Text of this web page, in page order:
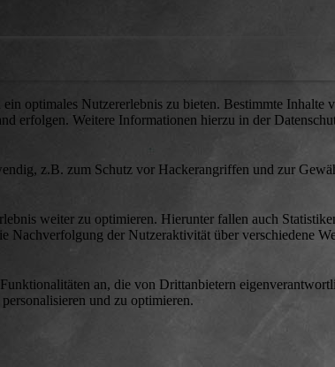
ein optimales Nutzererlebnis zu bieten. Bestimmte
erfolgen. Weitere Informationen hierzu in der
z.B. zum Schutz vor Hackerangriffen und zur
weiter zu optimieren. Hierunter fallen auch
Nachverfolgung der Nutzeraktivität über verschiedene
an, die von Drittanbietern
und zu optimieren.